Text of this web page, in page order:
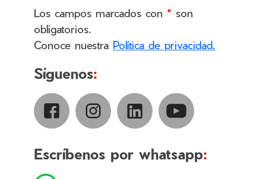
Los campos marcados con * son
obligatorios.
Conoce nuestra Política de privacidad.
Síguenos:
Escríbenos por whatsapp: